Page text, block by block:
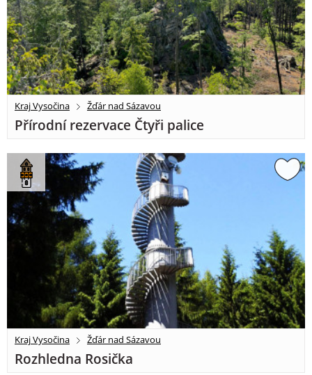
Kraj Vysočina Žďár nad Sázavou
Přírodní rezervace Čtyři palice
Kraj Vysočina Žďár nad Sázavou
Rozhledna Rosička